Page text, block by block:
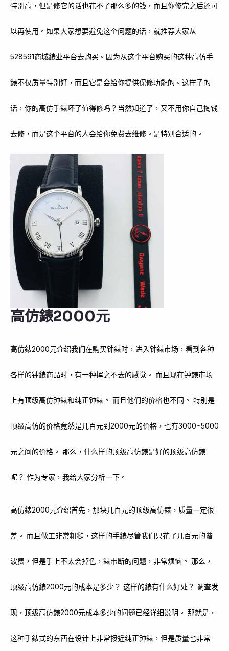
特别高，但是修它的话也花不了那么多的钱，而且你修完之后还可
以再使用。如果大家想要避免这个问题的话，就推荐大家从
528591商城錶业平台去购买。因为从这个平台购买的这种高仿手
錶不仅质量特别好，而且它是会给你提供保修功能的。这样子的
话，你的高仿手錶坏了值得修吗？当然知道了，又不用你自己掏钱
去修，而是这个平台的人会给你免费去维修。是特别合适的。
高仿錶2000元
高仿錶2000元介绍我们在购买钟錶时，进入钟錶市场，看到各种
各样的钟錶商品时，有一种挥之不去的感觉。 而且现在钟錶市场
上有顶级高仿钟錶和纯正钟錶。 而且他们的价格也不同。 特别是
顶级高仿的价格竟然是几百元到2000元的价格，也有3000~5000
元之间的价格。 那么，什么样的顶级高仿錶是好的顶级高仿錶
呢？ 作为专家，我给大家分析一下。
高仿錶2000元介绍首先，那块几百元的顶级高仿錶，质量一定很
差。 而且做工非常粗糙，这样的手錶尽管我们只花了几百元的谐
波费，但是手上不太会掉色，錶带断的问题，非常烦恼。 那么，
顶级高仿錶2000元的成本是多少？ 这样的錶有什么好处？ 调查发
现，顶级高仿錶2000元成本多少的问题已经详细说明。 那就是，
这种手錶式的东西在设计上非常接近纯正钟錶，但是质量也非常